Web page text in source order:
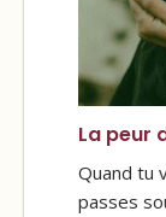
La peur
Quand tu
passes